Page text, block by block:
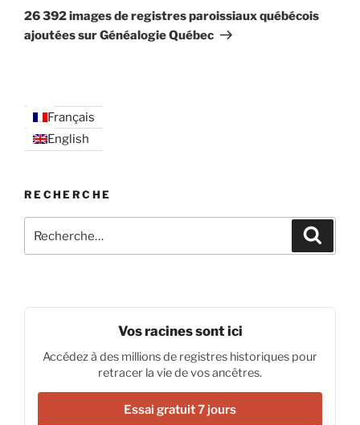
suivant
26 392 images de registres paroissiaux québécois
ajoutées sur Généalogie Québec
Français
English
RECHERCHE
pour
Vos racines sont ici
Accédez à des millions de registres historiques pour
retracer la vie de vos ancêtres.
Essai gratuit 7 jours